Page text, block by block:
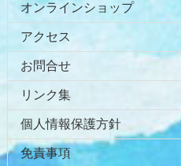
オンラインショップ
アクセス
お問合せ
リンク集
個人情報保護方針
免責事項